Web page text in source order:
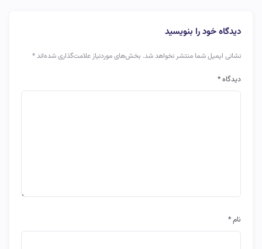
دیدگاه خود را بنویسید
نشانی ایمیل شما منتشر نخواهد شد. بخش‌های موردنیاز علامت‌گذاری شده‌اند*
دیدگاه*
نام*